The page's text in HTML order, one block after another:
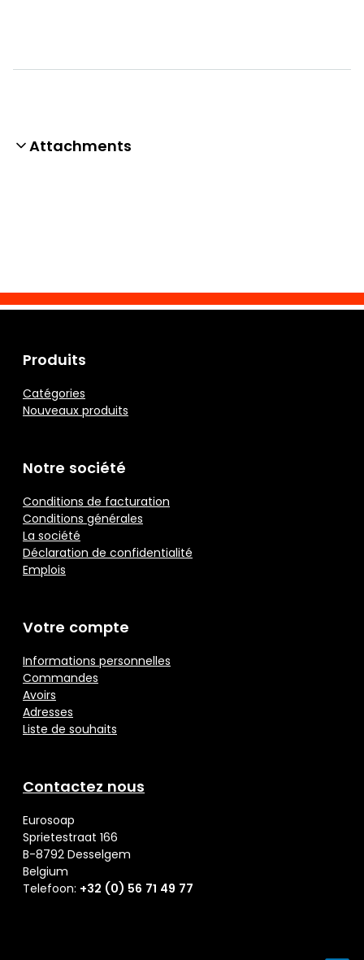
Attachments
Produits
Catégories
Nouveaux produits
Notre société
Conditions de facturation
Conditions générales
La société
Déclaration de confidentialité
Emplois
Votre compte
Informations personnelles
Commandes
Avoirs
Adresses
Liste de souhaits
Contactez nous
Eurosoap
Sprietestraat 166
B-8792 Desselgem
Belgium
Telefoon: +32 (0) 56 71 49 77